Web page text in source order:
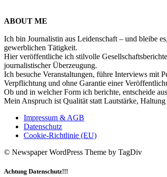
ABOUT ME
Ich bin Journalistin aus Leidenschaft – und bleibe
gewerblichen Tätigkeit.
Hier veröffentliche ich stilvolle
journalistischer Überzeugung.
Ich besuche Veranstaltungen, führe Interviews mit
Verpflichtung und ohne Garantie einer
Ob und in welcher Form ich berichte, entscheide
Mein Anspruch ist Qualität statt Lautstärke,
Impressum & AGB
Datenschutz
Cookie-Richtlinie (EU)
© Newspaper WordPress Theme by TagDiv
Achtung Datenschutz!!!